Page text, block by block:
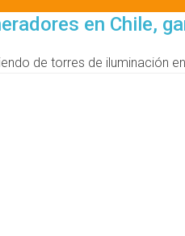
en Chile,
de torres de iluminación